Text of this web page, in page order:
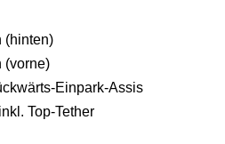
(hinten)
(vorne)
Einpark-Assis
Top-Tether